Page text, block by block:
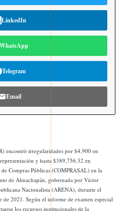
LinkedIn
Telegram
Email
encontró irregularidades por $4,900 en
y hasta $389,756.32 en
Compras Públicas (COMPRASAL) en la
de Ahuachapán, gobernada por Víctor
Nacionalista (ARENA), durante el
2021. Según el informe de examen especial
los recursos institucionales de la